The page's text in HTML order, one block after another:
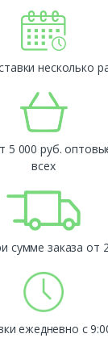
несколько
5 000 руб.
всех
сумме заказа от
ежедневно с